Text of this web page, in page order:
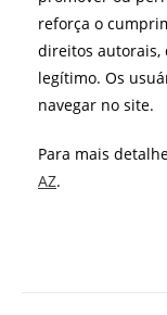
reforça o
direitos autorais,
legítimo. Os
navegar no site.
Para mais
AZ.